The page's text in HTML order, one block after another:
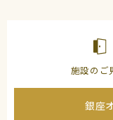
施設のご
銀座